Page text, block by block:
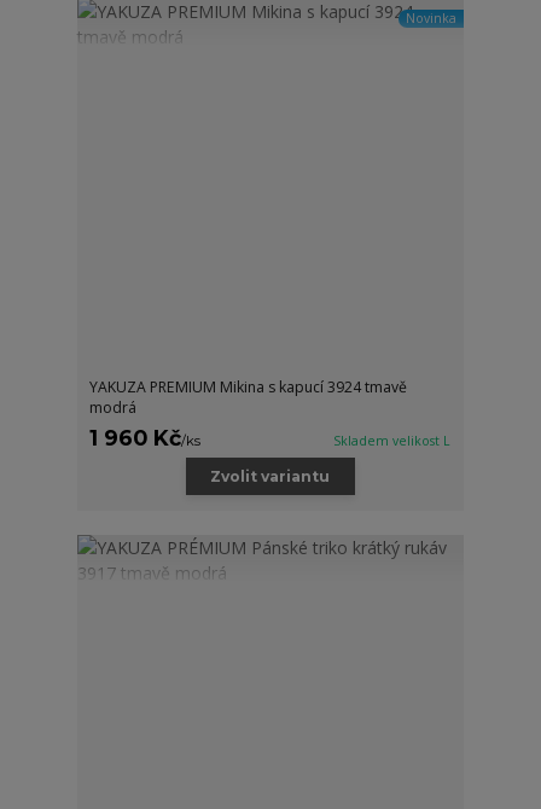
Novinka
YAKUZA PREMIUM Mikina s kapucí 3924 tmavě
modrá
1 960 Kč/ks Skladem velikost L
Zvolit variantu